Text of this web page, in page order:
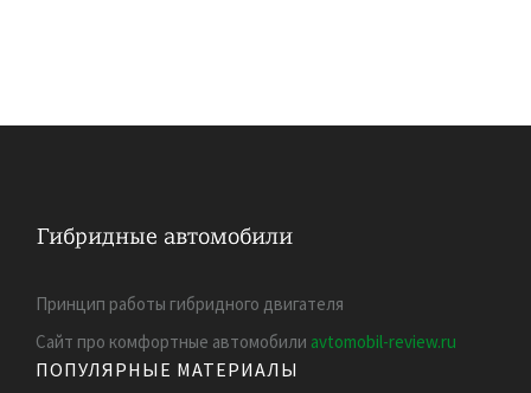
Принцип работы гибридного двигателя
Сайт про комфортные автомобили avtomobil-review.ru
ПОПУЛЯРНЫЕ МАТЕРИАЛЫ